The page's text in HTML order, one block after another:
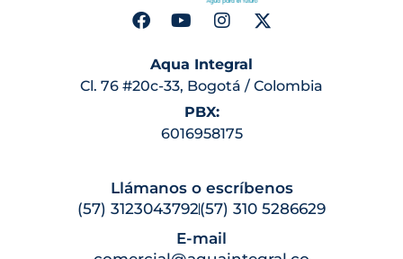
Aqua Integral
Cl. 76 #20c-33, Bogotá / Colombia
PBX:
6016958175
Llámanos o escríbenos
(57) 3123043792(57) 310 5286629
E-mail